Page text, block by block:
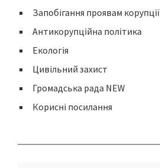
Запобігання проявам корупції
Антикорупційна політика
Екологія
Цивільний захист
Громадська рада NEW
Корисні посилання